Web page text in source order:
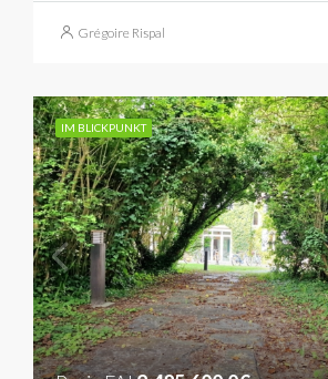
Grégoire Rispal
IM BLICKPUNKT